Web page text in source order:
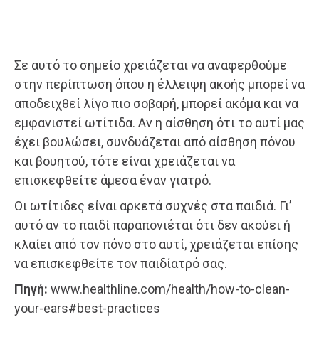
Σε αυτό το σημείο χρειάζεται να αναφερθούμε
στην περίπτωση όπου η έλλειψη ακοής μπορεί να
αποδειχθεί λίγο πιο σοβαρή, μπορεί ακόμα και να
εμφανιστεί ωτίτιδα. Αν η αίσθηση ότι το αυτί μας
έχει βουλώσει, συνδυάζεται από αίσθηση πόνου
και βουητού, τότε είναι χρειάζεται να
επισκεφθείτε άμεσα έναν γιατρό.
Οι ωτίτιδες είναι αρκετά συχνές στα παιδιά. Γι’
αυτό αν το παιδί παραπονιέται ότι δεν ακούει ή
κλαίει από τον πόνο στο αυτί, χρειάζεται επίσης
να επισκεφθείτε τον παιδίατρό σας.
Πηγή: www.healthline.com/health/how-to-clean-
your-ears#best-practices